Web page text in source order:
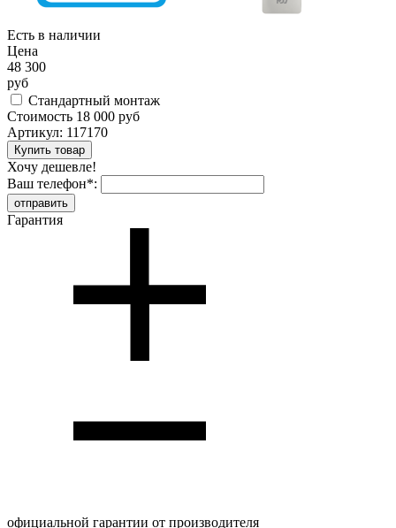
Есть в наличии
Цена
48 300
руб
Стандартный монтаж
Стоимость 18 000 руб
Артикул: 117170
Хочу дешевле!
Ваш телефон*:
Гарантия
официальной гарантии от производителя